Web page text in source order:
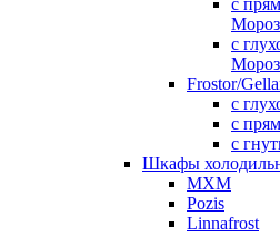
с
с
Frostor/
с
с
с
Шкафы
МХМ
Pozis
Linnafrost